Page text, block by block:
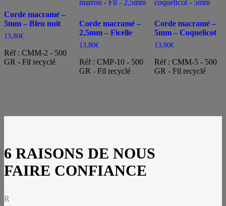
Corde macramé –
5mm – Bleu nuit
13,80€
Réf : CMM-2 - 500
GR - Fil recyclé
Corde macramé –
2,5mm – Ficelle
13,80€
Réf : CMP-10 - 500
GR - Fil recyclé
Corde macramé –
5mm – Coquelicot
13,80€
Réf : CMM-5 - 500
GR - Fil recyclé
6 RAISONS DE NOUS
FAIRE CONFIANCE
R